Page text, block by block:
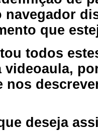
que
todos
nos
deseja